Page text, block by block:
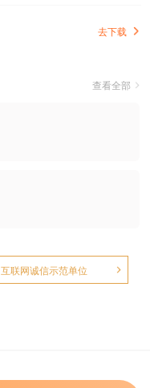
去下载
查看全部
互联网诚信示范单位